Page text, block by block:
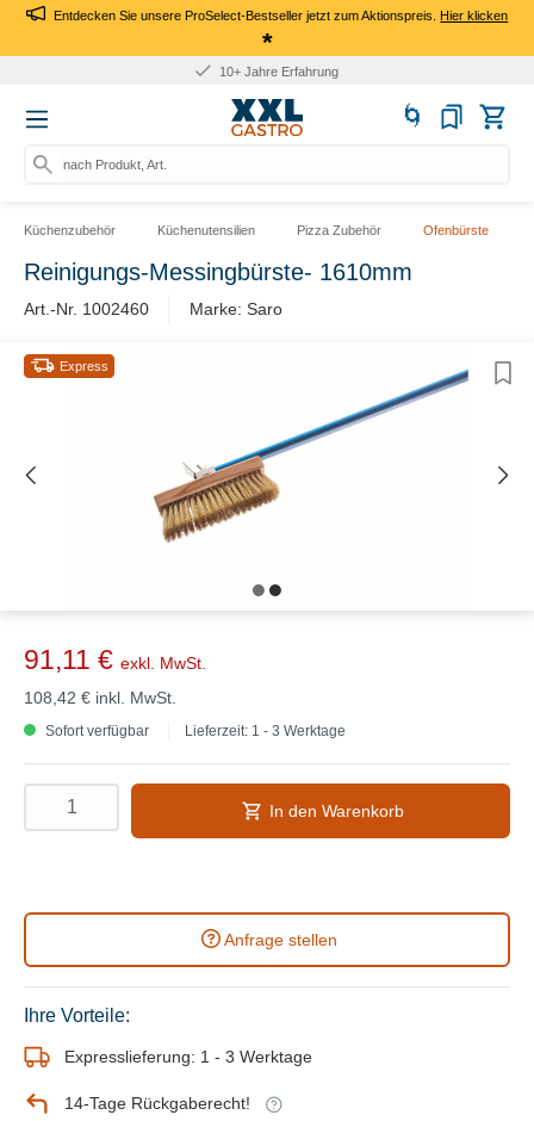
Entdecken Sie unsere ProSelect-Bestseller jetzt zum Aktionspreis.Hier klicken
*
10+ Jahre Erfahrung
nach Produkt, Art.-N
Küchenzubehör Küchenutensilien Pizza Zubehör Ofenbürste
Reinigungs-Messingbürste- 1610mm
Art.-Nr. 1002460 Marke: Saro
Express
91,11 € exkl. MwSt.
108,42 € inkl. MwSt.
Sofort verfügbar Lieferzeit: 1 - 3 Werktage
In den Warenkorb
Anfrage stellen
Ihre Vorteile:
Expresslieferung: 1 - 3 Werktage
14-Tage Rückgaberecht!